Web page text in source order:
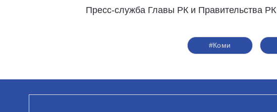
Пресс-служба Главы РК и Правительства РК
#Коми